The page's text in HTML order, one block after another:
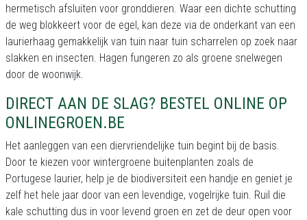
hermetisch afsluiten voor gronddieren. Waar een dichte schutting
de weg blokkeert voor de egel, kan deze via de onderkant van een
laurierhaag gemakkelijk van tuin naar tuin scharrelen op zoek naar
slakken en insecten. Hagen fungeren zo als groene snelwegen
door de woonwijk.
DIRECT AAN DE SLAG? BESTEL ONLINE OP
ONLINEGROEN.BE
Het aanleggen van een diervriendelijke tuin begint bij de basis.
Door te kiezen voor wintergroene buitenplanten zoals de
Portugese laurier, help je de biodiversiteit een handje en geniet je
zelf het hele jaar door van een levendige, vogelrijke tuin. Ruil die
kale schutting dus in voor levend groen en zet de deur open voor